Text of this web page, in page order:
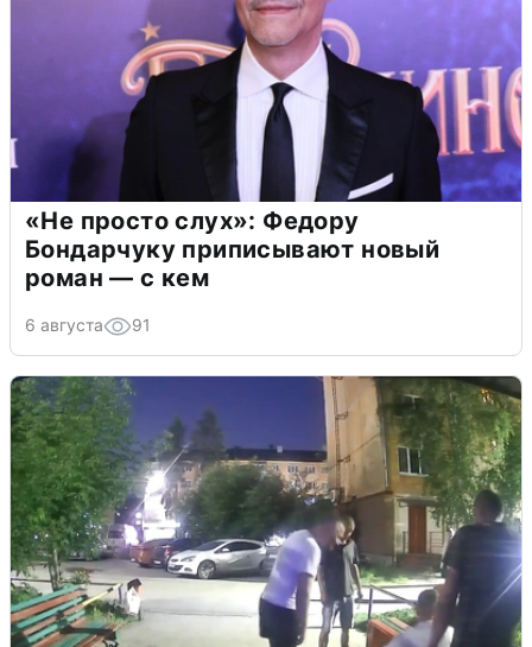
«Не просто слух»: Федору
Бондарчуку приписывают новый
роман — с кем
6 августа 91